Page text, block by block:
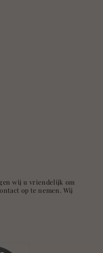
wij u vriendelijk om
op te nemen. Wij